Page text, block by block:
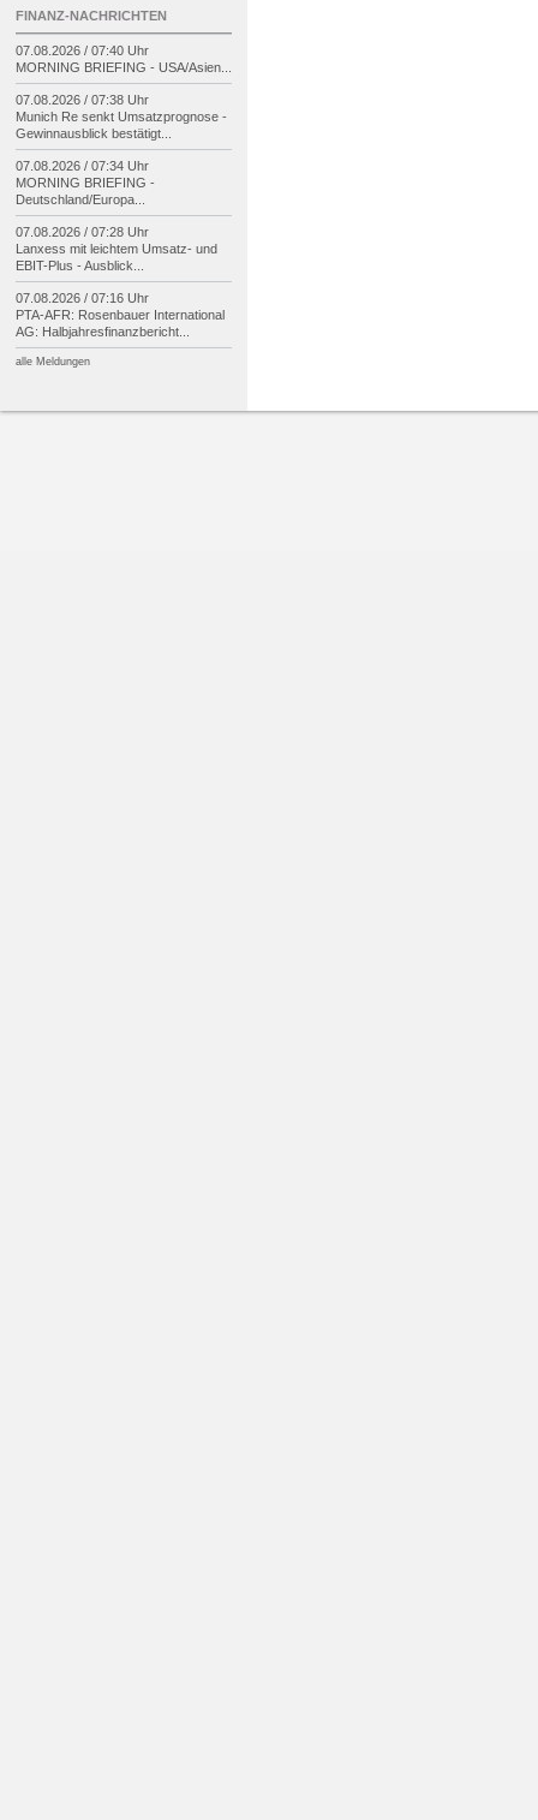
FINANZ-NACHRICHTEN
07.08.2026 / 07:40 Uhr
MORNING BRIEFING - USA/Asien...
07.08.2026 / 07:38 Uhr
Munich Re senkt Umsatzprognose -
Gewinnausblick bestätigt...
07.08.2026 / 07:34 Uhr
MORNING BRIEFING -
Deutschland/Europa...
07.08.2026 / 07:28 Uhr
Lanxess mit leichtem Umsatz- und
EBIT-Plus -Ausblick...
07.08.2026 / 07:16 Uhr
PTA-AFR: Rosenbauer International
AG: Halbjahresfinanzbericht...
alle Meldungen